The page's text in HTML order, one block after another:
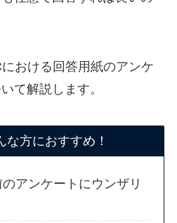
おける回答用紙のアンケ
て解説します。
な方におすすめ！
アンケートにウンザリ